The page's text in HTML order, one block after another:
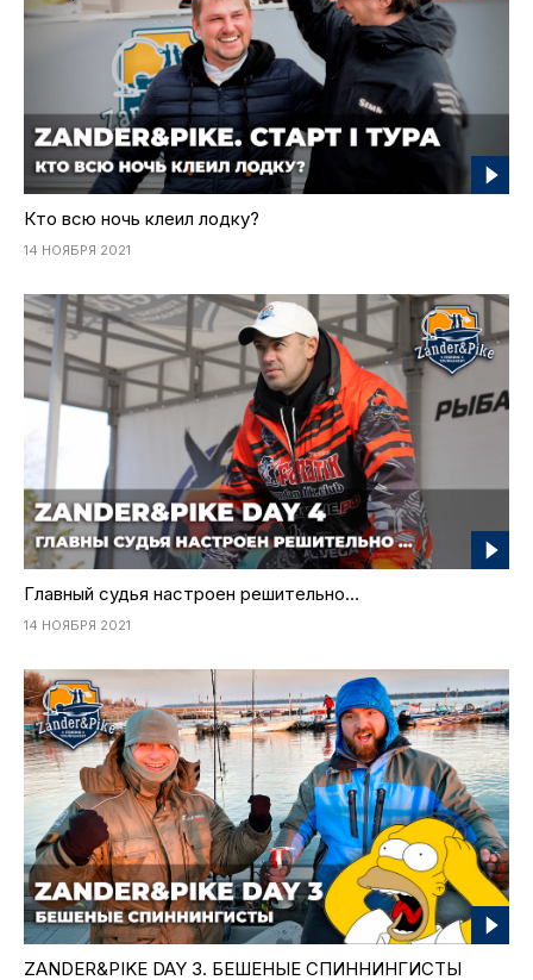
Кто всю ночь клеил лодку?
14 НОЯБРЯ 2021
Главный судья настроен решительно…
14 НОЯБРЯ 2021
ZANDER&PIKE DAY 3. БЕШЕНЫЕ СПИННИНГИСТЫ